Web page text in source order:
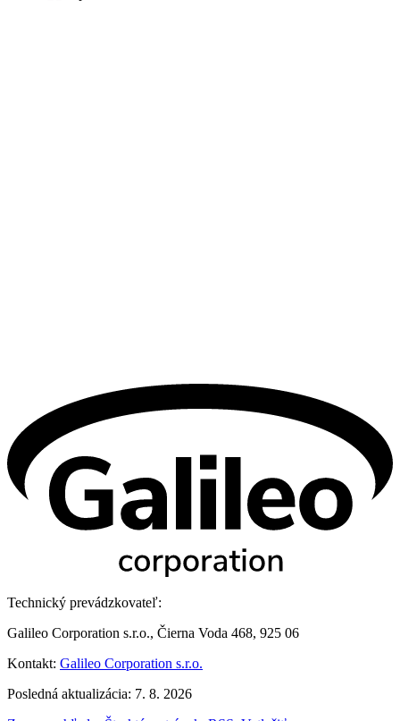
Technický prevádzkovateľ:
Galileo Corporation s.r.o., Čierna Voda 468, 925 06
Kontakt: Galileo Corporation s.r.o.
Posledná aktualizácia: 7. 8. 2026